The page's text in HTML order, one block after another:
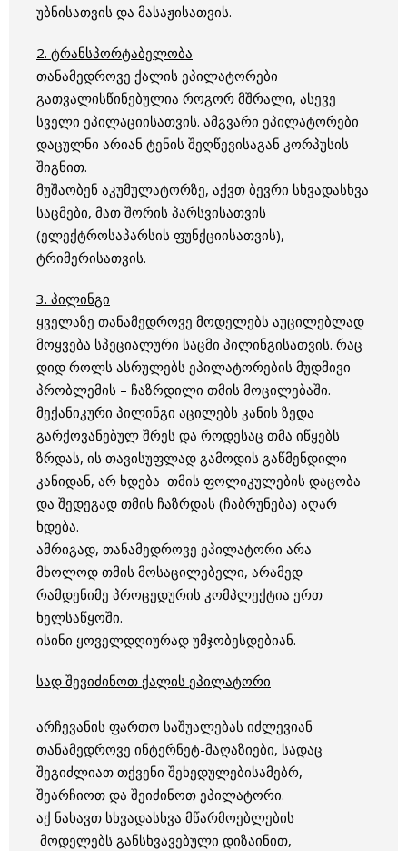
უბნისათვის და მასაჟისათვის.
2. ტრანსპორტაბელობა
თანამედროვე ქალის ეპილატორები
გათვალისწინებულია როგორ მშრალი, ასევე
სველი ეპილაციისათვის. ამგვარი ეპილატორები
დაცულნი არიან ტენის შეღწევისაგან კორპუსის
შიგნით.
მუშაობენ აკუმულატორზე, აქვთ ბევრი სხვადასხვა
საცმები, მათ შორის პარსვისათვის
(ელექტროსაპარსის ფუნქციისათვის),
ტრიმერისათვის.
3. პილინგი
ყველაზე თანამედროვე მოდელებს აუცილებლად
მოყვება სპეციალური საცმი პილინგისათვის. რაც
დიდ როლს ასრულებს ეპილატორების მუდმივი
პრობლემის – ჩაზრდილი თმის მოცილებაში.
მექანიკური პილინგი აცილებს კანის ზედა
გარქოვანებულ შრეს და როდესაც თმა იწყებს
ზრდას, ის თავისუფლად გამოდის გაწმენდილი
კანიდან, არ ხდება თმის ფოლიკულების დაცობა
და შედეგად თმის ჩაზრდას (ჩაბრუნება) აღარ
ხდება.
ამრიგად, თანამედროვე ეპილატორი არა
მხოლოდ თმის მოსაცილებელი, არამედ
რამდენიმე პროცედურის კომპლექტია ერთ
ხელსაწყოში.
ისინი ყოველდღიურად უმჯობესდებიან.
სად შევიძინოთ ქალის ეპილატორი
არჩევანის ფართო საშუალებას იძლევიან
თანამედროვე ინტერნეტ-მაღაზიები, სადაც
შეგიძლიათ თქვენი შეხედულებისამებრ,
შეარჩიოთ და შეიძინოთ ეპილატორი.
აქ ნახავთ სხვადასხვა მწარმოებლების
მოდელებს განსხვავებული დიზაინით,